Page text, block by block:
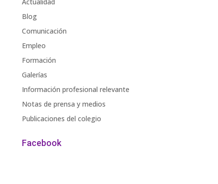
Blog
Comunicación
Empleo
Formación
Galerías
Información profesional relevante
Notas de prensa y medios
Publicaciones del colegio
Facebook